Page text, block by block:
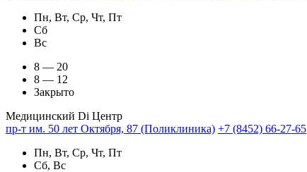
Пн, Вт, Ср, Чт, Пт
Сб
Вс
8 — 20
8 — 12
Закрыто
Медицинский Di Центр
пр-т им. 50 лет Октября, 87 (Поликлиника) +7 (8452) 66-27-65
Пн, Вт, Ср, Чт, Пт
Сб, Вс